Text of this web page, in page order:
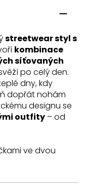
streetwear styl s
kombinace
síťovaných
po celý den.
dny, kdy
dopřát nohám
designu se
outfity – od
ve dvou